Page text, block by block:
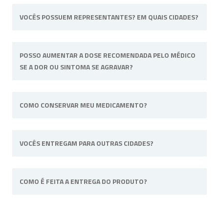
VOCÊS POSSUEM REPRESENTANTES? EM QUAIS CIDADES?
unidade física fica situada em Ribeirão Preto,
interior de São Paulo.
POSSO AUMENTAR A DOSE RECOMENDADA PELO MÉDICO
SE A DOR OU SINTOMA SE AGRAVAR?
acompanha para alterar a dose ou posologia
COMO CONSERVAR MEU MEDICAMENTO?
a fórmula tiver uma necessidade específica irá
VOCÊS ENTREGAM PARA OUTRAS CIDADES?
do território nacional.
COMO É FEITA A ENTREGA DO PRODUTO?